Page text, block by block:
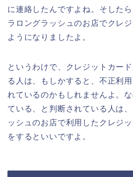
に連絡したんですよね。そした
ラロングラッシュのお店でクレ
ようになりましたよ。
というわけで、クレジットカー
る人は、もしかすると、不正利
れているのかもしれませんよ。
ている、と判断されている人は
ッシュのお店で利用したクレジ
をするといいですよ。